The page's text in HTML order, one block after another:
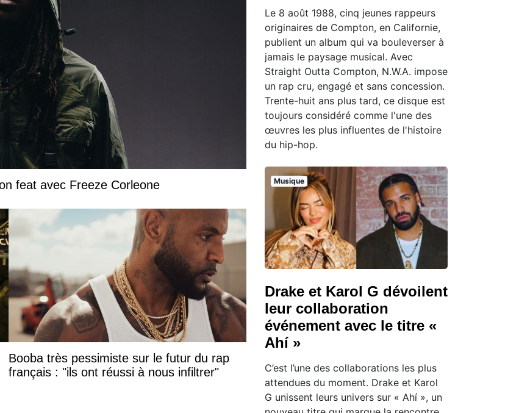
feat avec Freeze Corleone
Booba très pessimiste sur le futur du rap
français : "ils ont réussi à nous infiltrer"
Le 8 août 1988, cinq jeunes rappeurs
originaires de Compton, en Californie,
publient un album qui va bouleverser à
jamais le paysage musical. Avec
Straight Outta Compton, N.W.A. impose
un rap cru, engagé et sans concession.
Trente-huit ans plus tard, ce disque est
toujours considéré comme l'une des
œuvres les plus influentes de l'histoire
du hip-hop.
Musique
Drake et Karol G dévoilent
leur collaboration
événement avec le titre «
Ahí »
C’est l’une des collaborations les plus
attendues du moment. Drake et Karol
G unissent leurs univers sur « Ahí », un